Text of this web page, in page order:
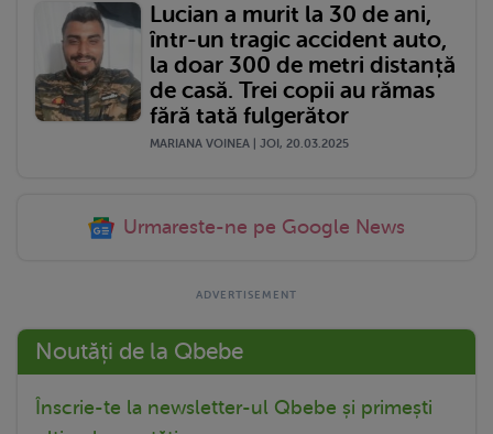
Lucian a murit la 30 de ani,
într-un tragic accident auto,
la doar 300 de metri distanță
de casă. Trei copii au rămas
fără tată fulgerător
MARIANA VOINEA | JOI, 20.03.2025
Urmareste-ne pe Google News
Noutăți de la Qbebe
Înscrie-te la newsletter-ul Qbebe și primești